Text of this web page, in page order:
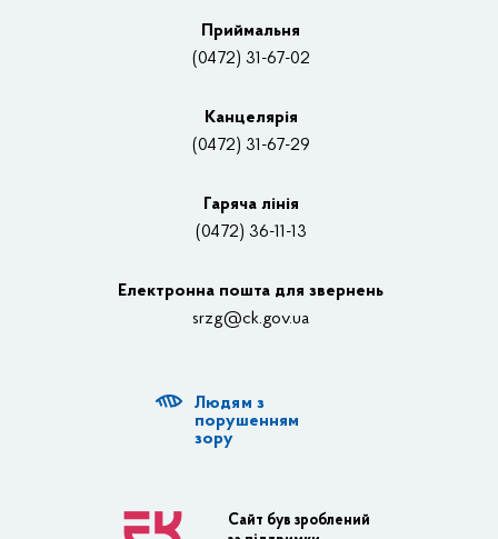
Нагороди
Контакти
Відеотрансляції
Структурні підрозділи ОДА
Діяльність ОДА
Приймальня
(0472) 31-67-02
Канцелярiя
(0472) 31-67-29
Гаряча лінія
(0472) 36-11-13
Електронна пошта для звернень
srzg@ck.gov.ua
Людям з
порушенням
зору
Сайт був зроблений